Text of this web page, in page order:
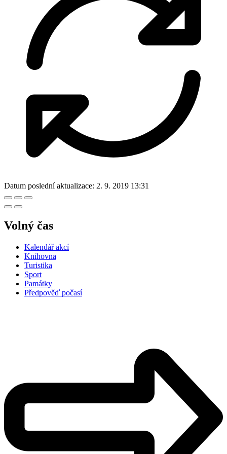
Datum poslední aktualizace: 2. 9. 2019 13:31
Volný čas
Kalendář akcí
Knihovna
Turistika
Sport
Památky
Předpověď počasí